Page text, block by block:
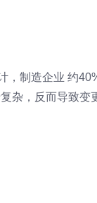
，制造企业 约
杂，反而导致变